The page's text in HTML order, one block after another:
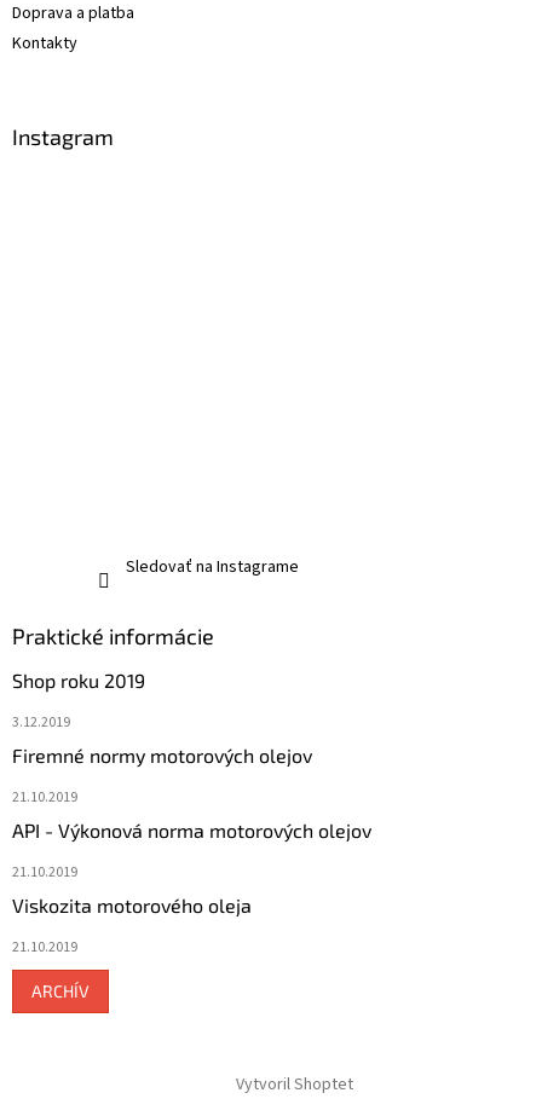
Doprava a platba
Kontakty
Instagram
Sledovať na Instagrame
Praktické informácie
Shop roku 2019
3.12.2019
Firemné normy motorových olejov
21.10.2019
API - Výkonová norma motorových olejov
21.10.2019
Viskozita motorového oleja
21.10.2019
ARCHÍV
Vytvoril Shoptet